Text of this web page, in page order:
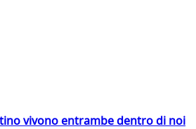
vivono entrambe dentro di noi